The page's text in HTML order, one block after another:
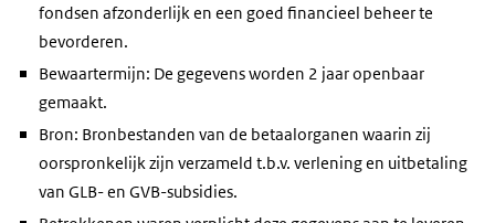
fondsen afzonderlijk en een goed financieel beheer te
bevorderen.
Bewaartermijn: De gegevens worden 2 jaar openbaar
gemaakt.
Bron: Bronbestanden van de betaalorganen waarin zij
oorspronkelijk zijn verzameld t.b.v. verlening en uitbetaling
van GLB- en GVB-subsidies.